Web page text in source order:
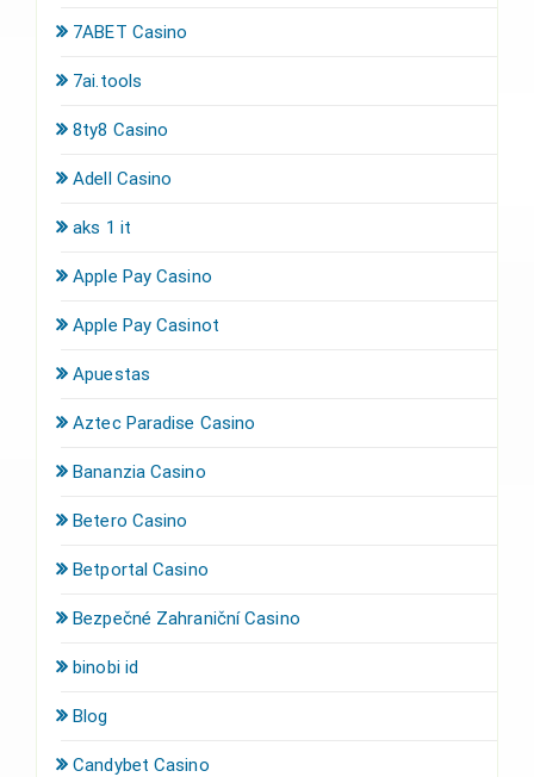
7ABET Casino
7ai.tools
8ty8 Casino
Adell Casino
aks 1 it
Apple Pay Casino
Apple Pay Casinot
Apuestas
Aztec Paradise Casino
Bananzia Casino
Betero Casino
Betportal Casino
Bezpečné Zahraniční Casino
binobi id
Blog
Candybet Casino